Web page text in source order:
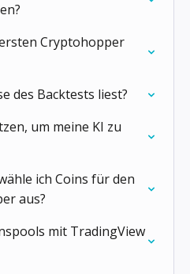
Cryptohopper
des Backtests liest?
um meine KI zu
ich Coins für den
aus?
mit TradingView